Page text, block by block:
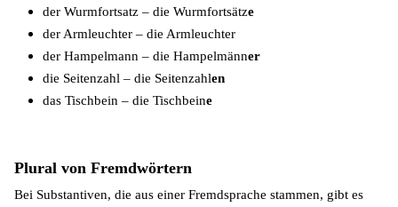
der Wurmfortsatz – die Wurmfortsätze
der Armleuchter – die Armleuchter
der Hampelmann – die Hampelmänner
die Seitenzahl – die Seitenzahlen
das Tischbein – die Tischbeine
Plural von Fremdwörtern
Bei Substantiven, die aus einer Fremdsprache stammen, gibt es